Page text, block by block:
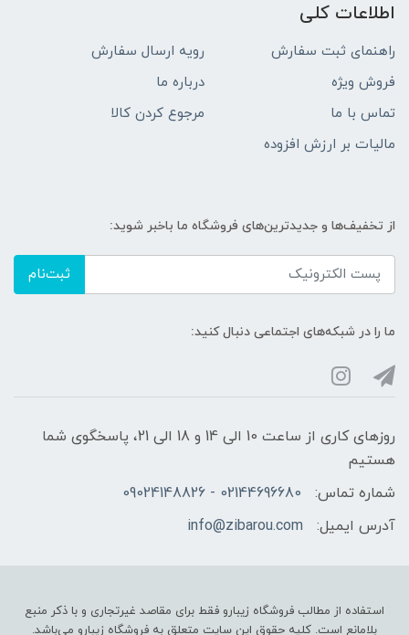
اطلاعات کلی
راهنمای ثبت سفارش
رویه ارسال سفارش
فروش ویژه
درباره ما
تماس با ما
مرجوع کردن کالا
مالیات بر ارزش افزوده
از تخفیف‌ها و جدیدترین‌های فروشگاه ما باخبر شوید:
ثبت‌نام
ما را در شبکه‌های اجتماعی دنبال کنید:
روزهای کاری از ساعت 10 الی 14 و 18 الی 21، پاسخگوی شما
هستیم
شماره تماس:
02144696680 - 09024148826
آدرس ایمیل:
info@zibarou.com
استفاده از مطالب فروشگاه زیبارو فقط برای مقاصد غیرتجاری و با ذکر منبع
بلامانع است. کلیه حقوق این سایت متعلق به فروشگاه زیبارو می‌باشد.